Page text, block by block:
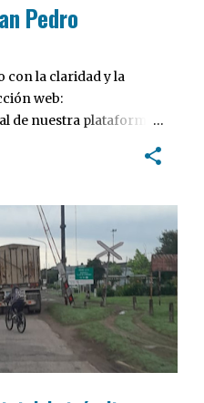
Pedro
con la claridad y la
web:
de nuestra plataforma.